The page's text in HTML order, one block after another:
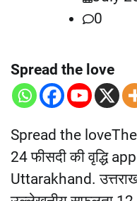
0
Spread the love
Spread the
24 फीसदी की वृद्धि
Uttarakhand.